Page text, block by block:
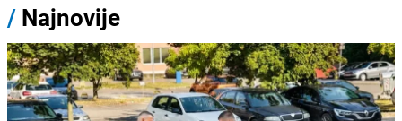
/ Najnovije